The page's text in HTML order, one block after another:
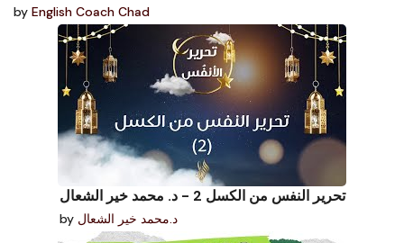
by English Coach Chad
تحرير النفس من الكسل 2 - د. محمد خير الشعال
by د.محمد خير الشعال